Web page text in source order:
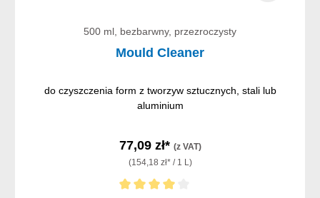
500 ml, bezbarwny, przezroczysty
Mould Cleaner
do czyszczenia form z tworzyw sztucznych, stali lub
aluminium
77,09 zł* (z VAT)
(154,18 zł* / 1 L)